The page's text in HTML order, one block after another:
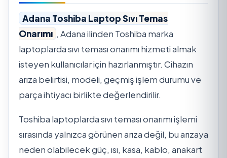
Adana Toshiba Laptop Sıvı Temas
Onarımı , Adana ilinden Toshiba marka
laptoplarda sıvı teması onarımı hizmeti almak
isteyen kullanıcılar için hazırlanmıştır. Cihazın
arıza belirtisi, modeli, geçmiş işlem durumu ve
parça ihtiyacı birlikte değerlendirilir.
Toshiba laptoplarda sıvı teması onarımı işlemi
sırasında yalnızca görünen arıza değil, bu arızaya
neden olabilecek güç, ısı, kasa, kablo, anakart